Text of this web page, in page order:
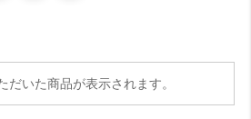
だいた商品が表示されます。